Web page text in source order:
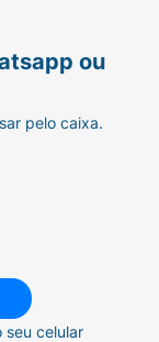
ou
pelo caixa.
seu celular